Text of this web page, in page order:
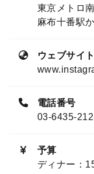
東京メトロ
麻布十番駅
ウェブサイト
電話番号
03-6435-
予算
ディナー：